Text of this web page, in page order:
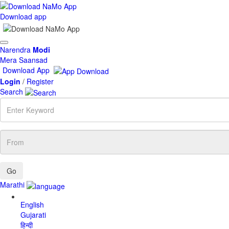
Download app
Toggle
navigation
Narendra Modi
Mera Saansad
Download App
Login / Register
Search
Enter
Keyword
From
Marathi
English
Gujarati
हिन्दी